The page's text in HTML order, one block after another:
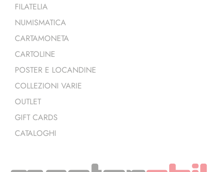
FILATELIA
NUMISMATICA
CARTAMONETA
CARTOLINE
POSTER E LOCANDINE
COLLEZIONI VARIE
OUTLET
GIFT CARDS
CATALOGHI